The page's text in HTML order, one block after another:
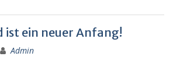
ist ein neuer Anfang!
Admin